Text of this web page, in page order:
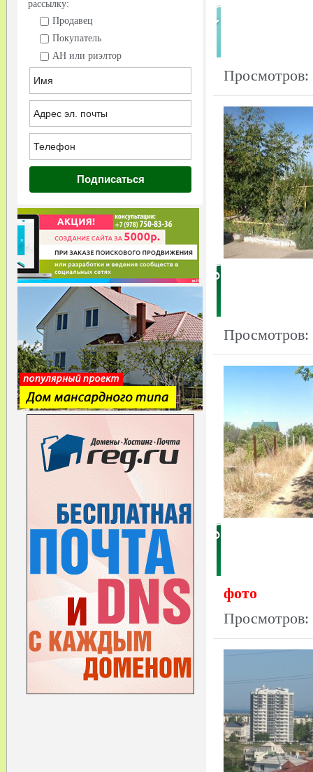
рассылку:
Продавец
Покупатель
АН или риэлтор
Просмотров:
Просмотров:
фото
Просмотров: